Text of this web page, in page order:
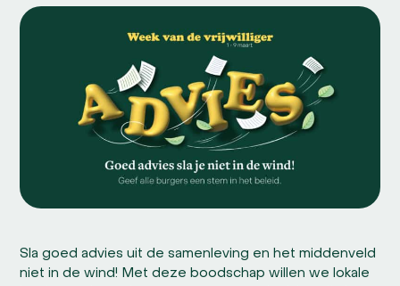
Sla goed advies uit de samenleving en het middenveld
niet in de wind! Met deze boodschap willen we lokale